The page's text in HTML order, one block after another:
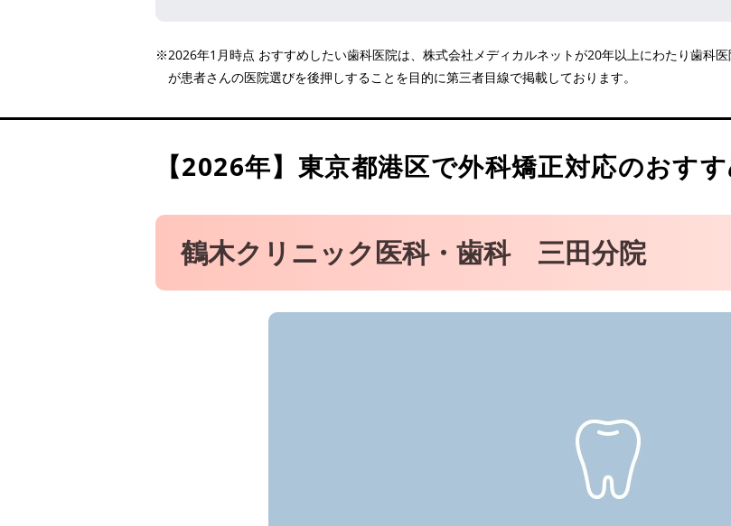
鶴木クリニック医科・歯科 三田分院
ピュアリオ歯科・矯正歯科 田町三田院
ミライズ矯正歯科 南青山
麻布十番矯正歯科室
白金山内歯科室
青山外苑東通り歯科クリニック
白金高輪矯正歯科
六本木しらゆり歯科
城山ガーデンデンタルクリニック
※2026年1月時点 おすすめしたい歯科医院は、株式会社メディカルネットが20年以上にわたり歯科医
が患者さんの医院選びを後押しすることを目的に第三者目線で掲載しております。
【2026年】 東京都港区で外科矯正対応のおす
鶴木クリニック医科・歯科 三田分院